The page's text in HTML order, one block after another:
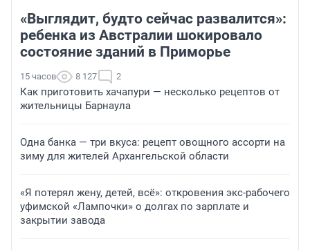
«Выглядит, будто сейчас развалится»:
ребенка из Австралии шокировало
состояние зданий в Приморье
15 часов 8 127 2
Как приготовить хачапури — несколько рецептов от
жительницы Барнаула
Одна банка — три вкуса: рецепт овощного ассорти на
зиму для жителей Архангельской области
«Я потерял жену, детей, всё»: откровения экс-рабочего
уфимской «Лампочки» о долгах по зарплате и
закрытии завода